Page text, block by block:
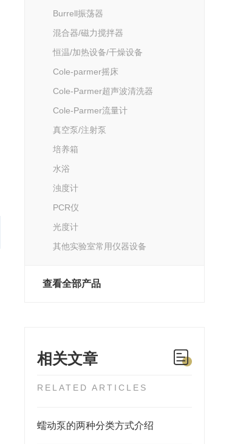
Burrell振荡器
混合器/磁力搅拌器
恒温/加热设备/干燥设备
Cole-parmer摇床
Cole-Parmer超声波清洗器
Cole-Parmer流量计
真空泵/注射泵
培养箱
水浴
浊度计
PCR仪
光度计
其他实验室常用仪器设备
查看全部产品
相关文章
RELATED ARTICLES
蠕动泵的两种分类方式介绍